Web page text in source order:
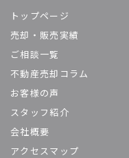
トップページ
売却・販売実績
ご相談一覧
不動産売却コラム
お客様の声
スタッフ紹介
会社概要
アクセスマップ